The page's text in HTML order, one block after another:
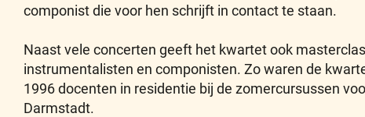
componist die voor hen schrijft in contact te staan.
Naast vele concerten geeft het kwartet ook
instrumentalisten en componisten. Zo waren de
1996 docenten in residentie bij de zomercursussen
Darmstadt.